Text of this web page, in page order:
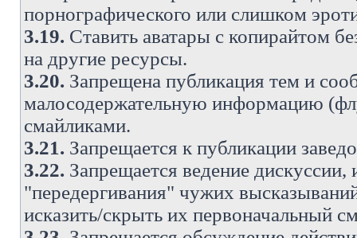
порнографического или слишком
3.19. Ставить аватары с копирайтом
на другие ресурсы.
3.20. Запрещена публикация тем и
малосодержательную информацию
смайликами.
3.21. Запрещается к публикации
3.22. Запрещается ведение
"передергивания" чужих
исказить/скрыть их первоначальный